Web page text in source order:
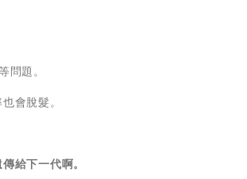
題。
會脫髮。
給下一代啊。